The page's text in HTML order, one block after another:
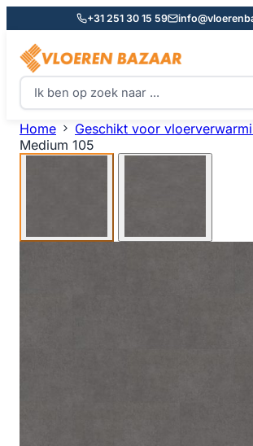
+31 251 30 15 59
Home Geschikt voor
Medium 105